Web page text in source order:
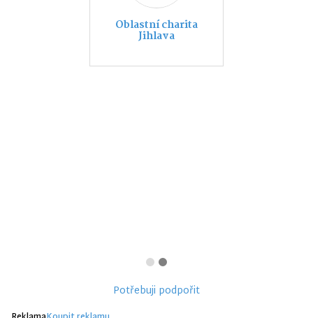
Oblastní charita
Jihlava
Potřebuji podpořit